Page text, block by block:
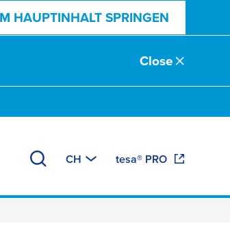
HAUPTINHALT SPRINGEN
Close
CH tesa® PRO